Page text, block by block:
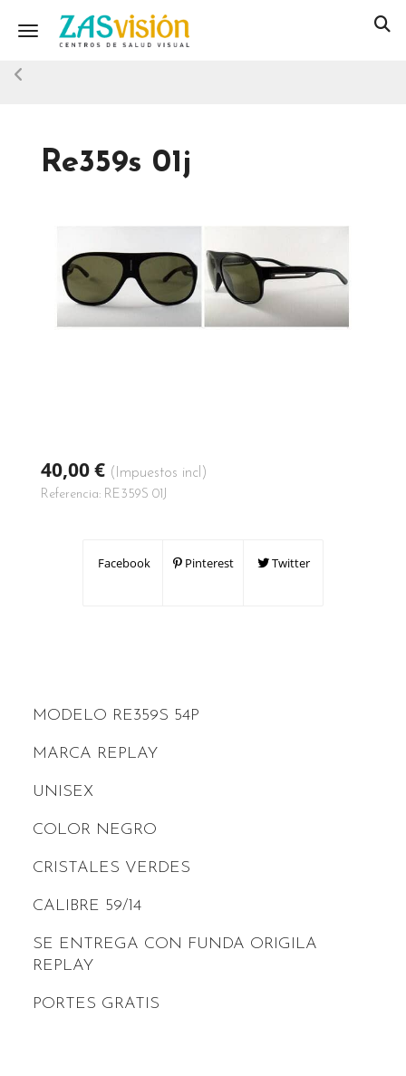
Toggle navigation
Re359s 01j
40,00 € (Impuestos incl)
Referencia: RE359S 01J
Facebook Pinterest Twitter
MODELO RE359S 54P
MARCA REPLAY
UNISEX
COLOR NEGRO
CRISTALES VERDES
CALIBRE 59/14
SE ENTREGA CON FUNDA ORIGILA
REPLAY
PORTES GRATIS